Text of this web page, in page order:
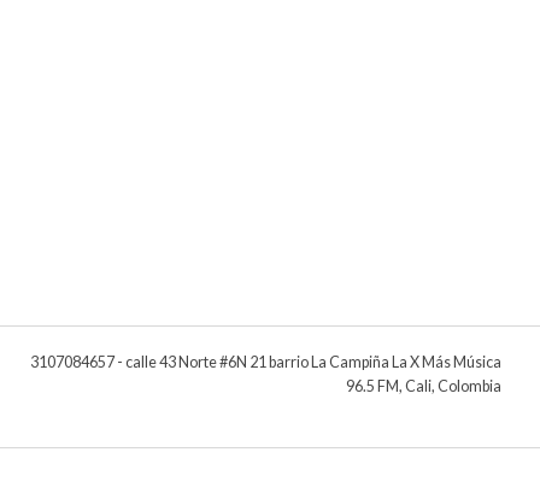
3107084657 - calle 43 Norte #6N 21 barrio La Campiña La X Más Música
96.5 FM, Cali, Colombia